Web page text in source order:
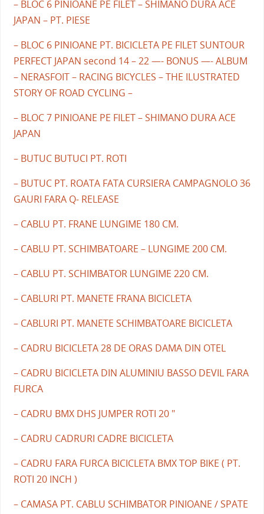
– BLOC 6 PINIOANE PE FILET – SHIMANO DURA ACE
JAPAN – PT. PIESE
– BLOC 6 PINIOANE PT. BICICLETA PE FILET SUNTOUR
PERFECT JAPAN second 14 – 22 —- BONUS —- ALBUM
– NERASFOIT – RACING BICYCLES – THE ILUSTRATED
STORY OF ROAD CYCLING –
– BLOC 7 PINIOANE PE FILET – SHIMANO DURA ACE
JAPAN
– BUTUC BUTUCI PT. ROTI
– BUTUC PT. ROATA FATA CURSIERA CAMPAGNOLO 36
GAURI FARA Q- RELEASE
– CABLU PT. FRANE LUNGIME 180 CM.
– CABLU PT. SCHIMBATOARE – LUNGIME 200 CM.
– CABLU PT. SCHIMBATOR LUNGIME 220 CM.
– CABLURI PT. MANETE FRANA BICICLETA
– CABLURI PT. MANETE SCHIMBATOARE BICICLETA
– CADRU BICICLETA 28 DE ORAS DAMA DIN OTEL
– CADRU BICICLETA DIN ALUMINIU BASSO DEVIL FARA
FURCA
– CADRU BMX DHS JUMPER ROTI 20 "
– CADRU CADRURI CADRE BICICLETA
– CADRU FARA FURCA BICICLETA BMX TOP BIKE ( PT.
ROTI 20 INCH )
– CAMASA PT. CABLU SCHIMBATOR PINIOANE / SPATE